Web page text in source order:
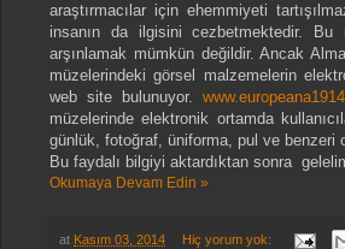
araştırmacılar için ehemmiyeti
insanın da ilgisini cezbetmektedir.
arşınlamak mümkün değildir. Ancak
müzelerindeki görsel malzemelerin
web site bulunuyor.
müzelerinde elektronik ortamda
günlük, fotoğraf, üniforma, pul ve benzeri
Bu faydalı bilgiyi aktardıktan sonra
Okumaya Devam Edin »
at Kasım 03, 2014 Hiç yorum yok: